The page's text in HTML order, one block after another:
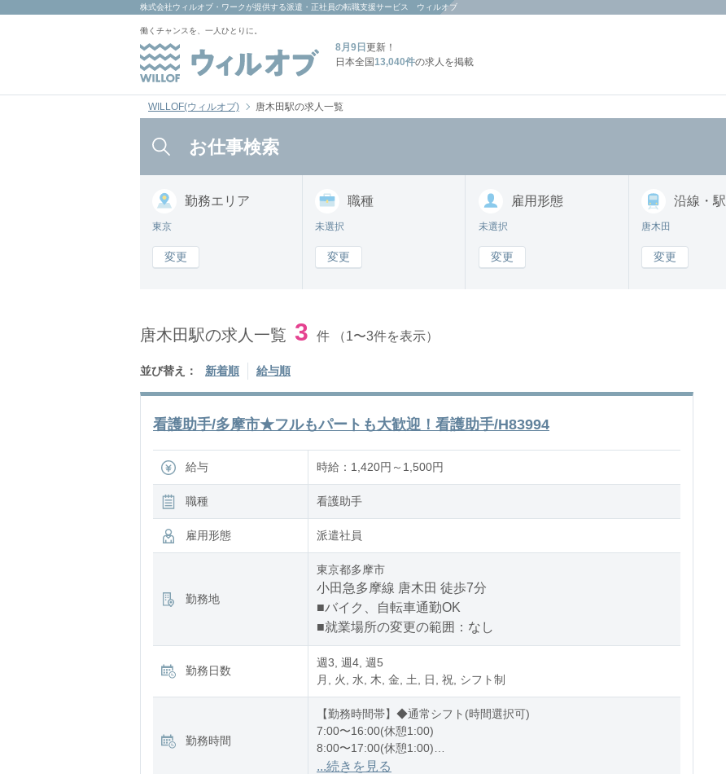
株式会社ウィルオブ・ワーク が提供する派遣・正社員の転職支援サービス ウィルオブ
働くチャンスを、一人ひとりに。
8月9日 更新！
日本全国13,040件の求人を掲載
WILLOF(ウィルオブ) 唐木田駅の求人一覧
お仕事検索
勤務エリア
東京
変更
職種
未選択
変更
雇用形態
未選択
変更
沿線・駅
唐木田
変更
唐木田駅の求人一覧 3 件 （1〜3件を表示）
並び替え： 新着順 給与順
看護助手/多摩市★フルもパートも大歓迎！看護助手/H83994
給与 時給：1,420円～1,500円
職種 看護助手
雇用形態 派遣社員
勤務地
東京都多摩市
小田急多摩線 唐木田 徒歩7分
■バイク、自転車通勤OK
■就業場所の変更の範囲：なし
勤務日数
週3, 週4, 週5
月, 火, 水, 木, 金, 土, 日, 祝, シフト制
勤務時間
【勤務時間帯】◆通常シフト(時間選択可)
7:00〜16:00(休憩1:00)
8:00〜17:00(休憩1:00)
12:00〜21:00(休憩1:00)
...続きを見る